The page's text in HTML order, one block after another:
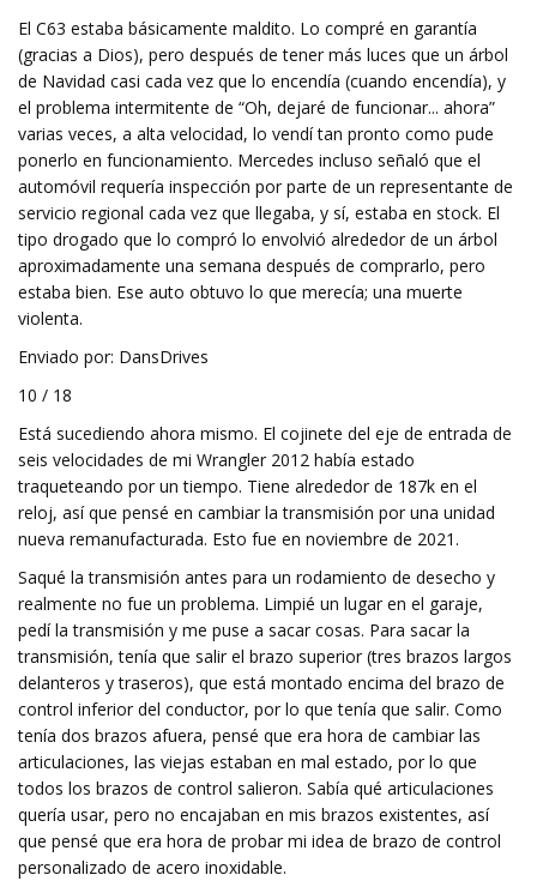
El C63 estaba básicamente maldito. Lo compré en garantía
(gracias a Dios), pero después de tener más luces que un árbol
de Navidad casi cada vez que lo encendía (cuando encendía), y
el problema intermitente de “Oh, dejaré de funcionar... ahora”
varias veces, a alta velocidad, lo vendí tan pronto como pude
ponerlo en funcionamiento. Mercedes incluso señaló que el
automóvil requería inspección por parte de un representante de
servicio regional cada vez que llegaba, y sí, estaba en stock. El
tipo drogado que lo compró lo envolvió alrededor de un árbol
aproximadamente una semana después de comprarlo, pero
estaba bien. Ese auto obtuvo lo que merecía; una muerte
violenta.
Enviado por: DansDrives
10 / 18
Está sucediendo ahora mismo. El cojinete del eje de entrada de
seis velocidades de mi Wrangler 2012 había estado
traqueteando por un tiempo. Tiene alrededor de 187k en el
reloj, así que pensé en cambiar la transmisión por una unidad
nueva remanufacturada. Esto fue en noviembre de 2021.
Saqué la transmisión antes para un rodamiento de desecho y
realmente no fue un problema. Limpié un lugar en el garaje,
pedí la transmisión y me puse a sacar cosas. Para sacar la
transmisión, tenía que salir el brazo superior (tres brazos largos
delanteros y traseros), que está montado encima del brazo de
control inferior del conductor, por lo que tenía que salir. Como
tenía dos brazos afuera, pensé que era hora de cambiar las
articulaciones, las viejas estaban en mal estado, por lo que
todos los brazos de control salieron. Sabía qué articulaciones
quería usar, pero no encajaban en mis brazos existentes, así
que pensé que era hora de probar mi idea de brazo de control
personalizado de acero inoxidable.